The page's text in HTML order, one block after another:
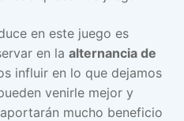
en este juego es
en la alternancia de
influir en lo que dejamos
venirle mejor y
mucho beneficio